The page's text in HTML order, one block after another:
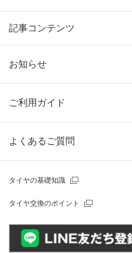
記事コンテンツ
お知らせ
ご利用ガイド
よくあるご質問
タイヤの基礎知識
タイヤ交換のポイント